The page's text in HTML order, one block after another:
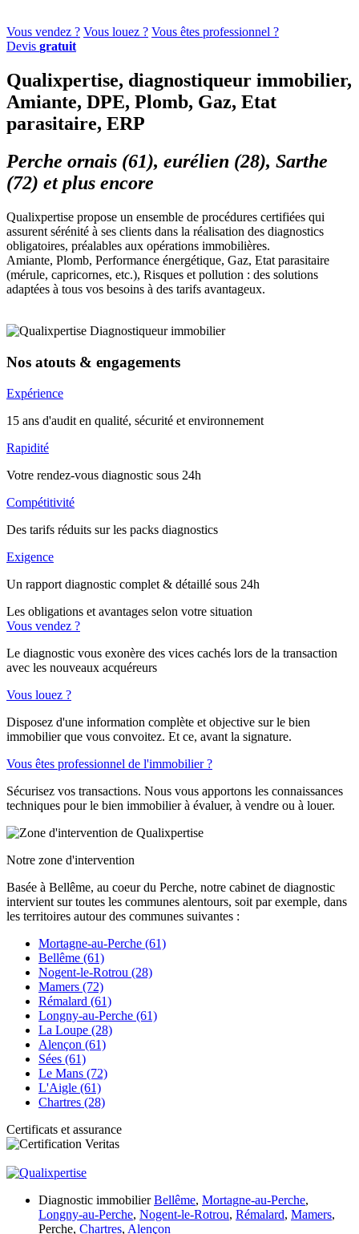
Vous vendez ? Vous louez ? Vous êtes professionnel ?
Devis gratuit
Qualixpertise, diagnostiqueur immobilier,
Amiante, DPE, Plomb, Gaz, Etat
parasitaire, ERP
Perche ornais (61), eurélien (28), Sarthe
(72) et plus encore
Qualixpertise propose un ensemble de procédures certifiées qui
assurent sérénité à ses clients dans la réalisation des diagnostics
obligatoires, préalables aux opérations immobilières.
Amiante, Plomb, Performance énergétique, Gaz, Etat parasitaire
(mérule, capricornes, etc.), Risques et pollution : des solutions
adaptées à tous vos besoins à des tarifs avantageux.
Nos atouts & engagements
Expérience
15 ans d'audit en qualité, sécurité et environnement
Rapidité
Votre rendez-vous diagnostic sous 24h
Compétitivité
Des tarifs réduits sur les packs diagnostics
Exigence
Un rapport diagnostic complet & détaillé sous 24h
Les obligations et avantages selon votre situation
Vous vendez ?
Le diagnostic vous exonère des vices cachés lors de la transaction
avec les nouveaux acquéreurs
Vous louez ?
Disposez d'une information complète et objective sur le bien
immobilier que vous convoitez. Et ce, avant la signature.
Vous êtes professionnel de l'immobilier ?
Sécurisez vos transactions. Nous vous apportons les connaissances
techniques pour le bien immobilier à évaluer, à vendre ou à louer.
Notre zone d'intervention
Basée à Bellême, au coeur du Perche, notre cabinet de diagnostic
intervient sur toutes les communes alentours, soit par exemple, dans
les territoires autour des communes suivantes :
Mortagne-au-Perche (61)
Bellême (61)
Nogent-le-Rotrou (28)
Mamers (72)
Rémalard (61)
Longny-au-Perche (61)
La Loupe (28)
Alençon (61)
Sées (61)
Le Mans (72)
L'Aigle (61)
Chartres (28)
Certificats et assurance
Diagnostic immobilierBellême, Mortagne-au-Perche,
Longny-au-Perche, Nogent-le-Rotrou, Rémalard, Mamers,
Perche, Chartres, Alençon